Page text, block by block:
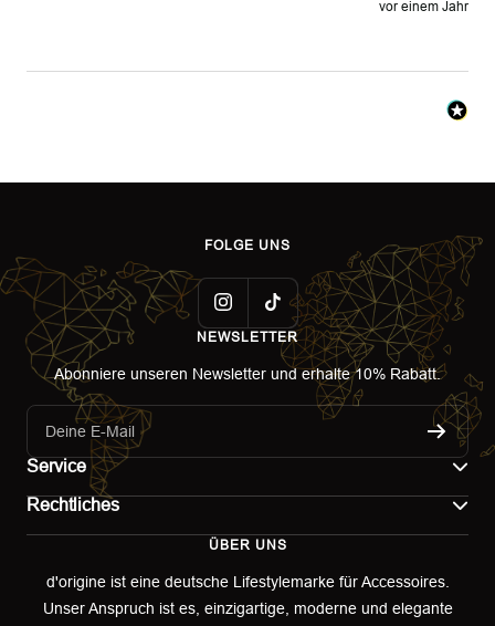
vor einem Jahr
FOLGE UNS
NEWSLETTER
Abonniere unseren Newsletter und erhalte 10% Rabatt.
Deine E-Mail
Service
Retoure & Umtausch
Rechtliches
AGB
ÜBER UNS
d'origine ist eine deutsche Lifestylemarke für Accessoires.
Unser Anspruch ist es, einzigartige, moderne und elegante